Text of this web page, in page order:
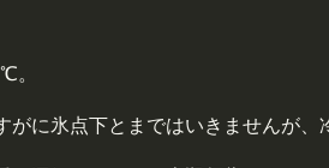
。
がに氷点下とまではいきませんが、